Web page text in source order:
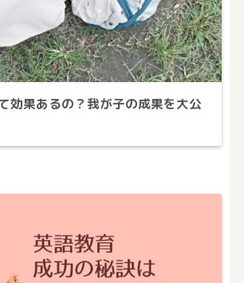
効果あるの？我が子の成果を大公